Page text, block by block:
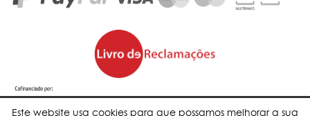
Este website usa cookies para que possamos melhorar a sua